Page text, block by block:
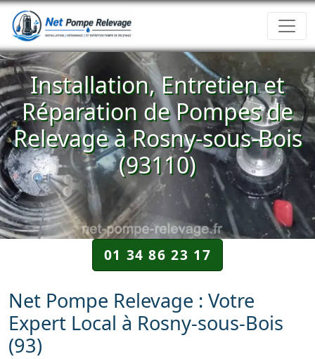
Installation, Entretien et
Réparation de Pompes de
Relevage à Rosny-sous-Bois
(93110)
01 34 86 23 17
Net Pompe Relevage : Votre
Expert Local à Rosny-sous-Bois
(93)